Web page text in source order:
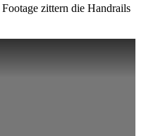
Footage zittern die Handrails